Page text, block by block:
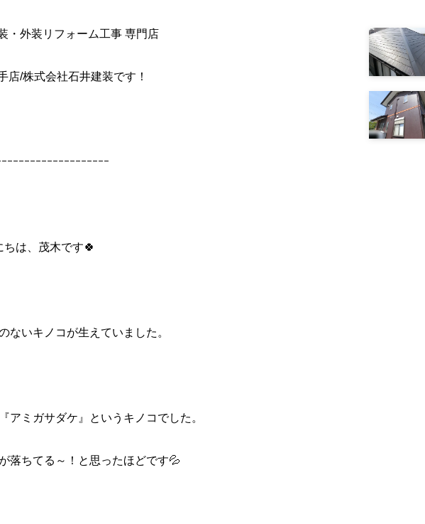
・外装リフォーム工事 専門店
店/株式会社石井建装です！
ｰｰｰｰｰｰｰｰｰｰｰｰｰｰｰｰｰｰ
ちは、茂木です🍀
ないキノコが生えていました。
アミガサダケ』というキノコでした。
落ちてる～！と思ったほどです💦